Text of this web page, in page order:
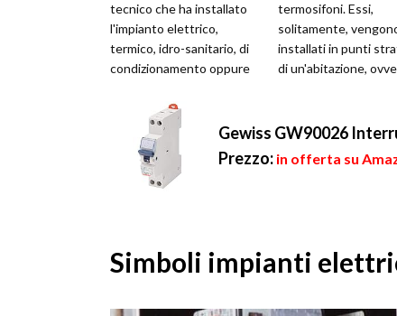
tecnico che ha installato
l'impianto elettrico,
termico, idro-sanitario, di
condizionamento oppure
termosifoni. Essi,
solitamente,
installati in punti
di un'abitazione,
Gewiss GW90026
Prezzo: in offerta su
Simboli impianti